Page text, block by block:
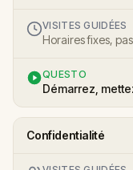
VISITES GUIDÉES
Horaires fixes,
QUESTO
Démarrez,
Confidentialité